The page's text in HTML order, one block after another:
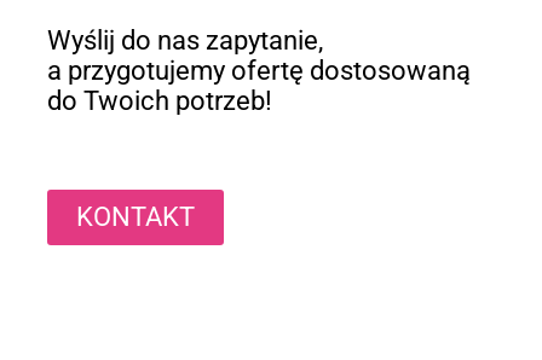
Wyślij do nas zapytanie,
a przygotujemy ofertę dostosowaną
do Twoich potrzeb!
KONTAKT